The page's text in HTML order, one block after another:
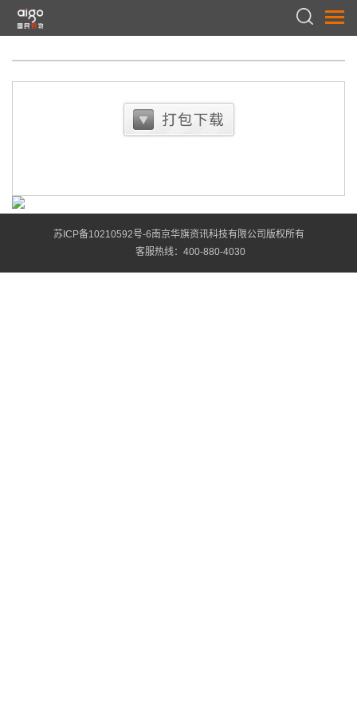
苏ICP备10210592号-6南京华旗资讯科技有限公司版权所有
客服热线： 400-880-4030